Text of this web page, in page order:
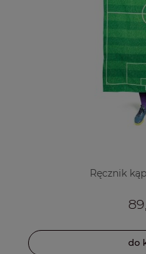
Ręcznik
do